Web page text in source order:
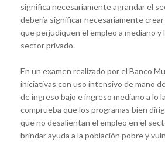
significa necesariamente agrandar el
debería significar necesariamente
que perjudiquen el empleo a mediano y
sector privado.
En un examen realizado por el Banco
iniciativas con uso intensivo de mano
de ingreso bajo e ingreso mediano a lo
comprueba que los programas bien
que no desalientan el empleo en el
brindar ayuda a la población pobre y